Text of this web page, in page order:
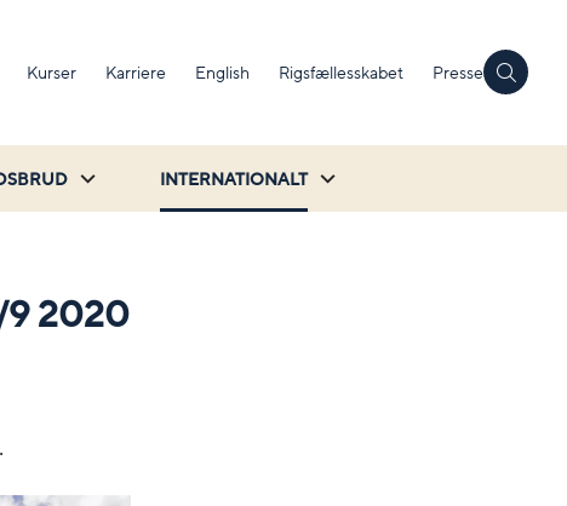
Kurser Karriere English Rigsfællesskabet Presse
INTERNATIONALT
9 2020